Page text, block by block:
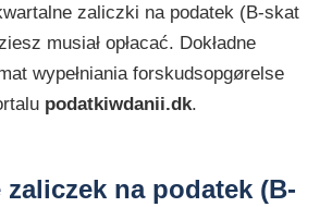
zaliczki na podatek (B-skat
musiał opłacać. Dokładne
wypełniania forskudsopgørelse
podatkiwdanii.dk.
zaliczek na podatek (B-